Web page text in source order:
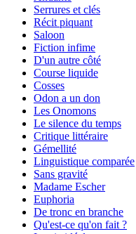
Serrures et clés
Récit piquant
Saloon
Fiction infime
D'un autre côté
Course liquide
Cosses
Odon a un don
Les Onomons
Le silence du temps
Critique littéraire
Gémellité
Linguistique comparée
Sans gravité
Madame Escher
Euphoria
De tronc en branche
Qu'est-ce qu'on fait ?